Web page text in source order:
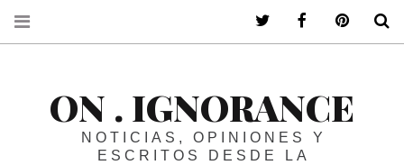
ON . IGNORANCE
NOTICIAS, OPINIONES Y
ESCRITOS DESDE LA
ir a mi twitterir a mi facebook
ir a mi